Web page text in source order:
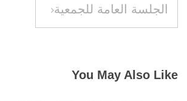
الجلسة العامة للجمعية
You May Also Like